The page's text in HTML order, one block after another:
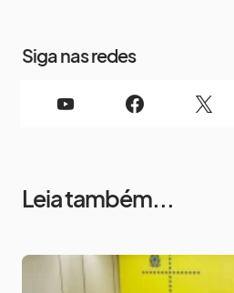
Siga nas redes
Leia também...